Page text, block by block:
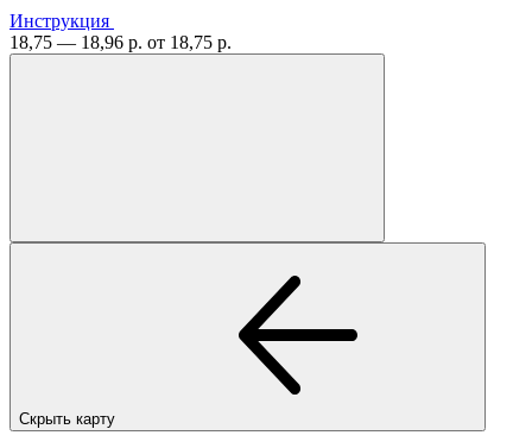
Инструкция
18,75 — 18,96 р. от 18,75 р.
Скрыть карту